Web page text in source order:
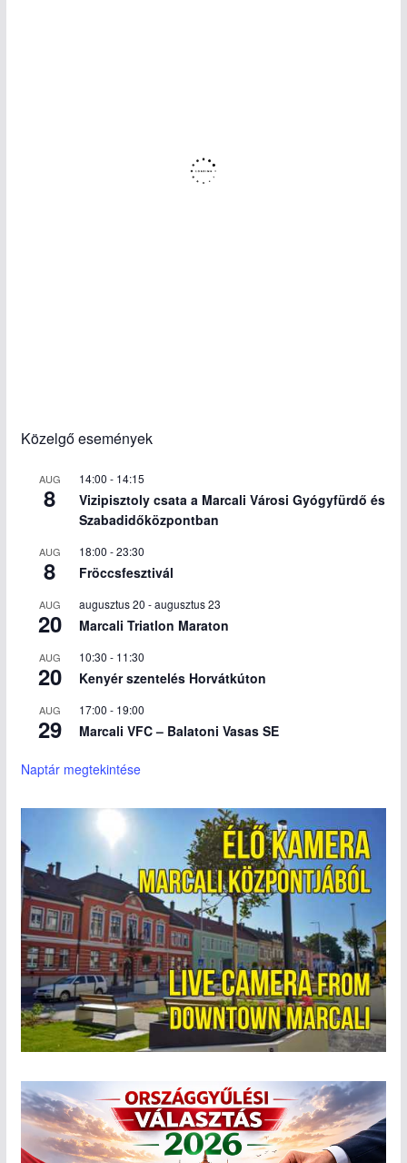
Közelgő események
AUG
8
14:00 - 14:15
Vizipisztoly csata a Marcali Városi Gyógyfürdő és
Szabadidőközpontban
AUG
8
18:00 -23:30
Fröccsfesztivál
AUG
20
augusztus 20 -augusztus 23
Marcali Triatlon Maraton
AUG
20
10:30 - 11:30
Kenyér szentelés Horvátkúton
AUG
29
17:00 - 19:00
Marcali VFC – Balatoni Vasas SE
Naptár megtekintése